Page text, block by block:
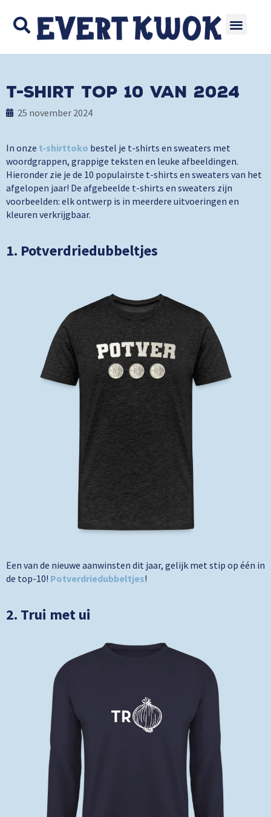
T-shirt Top 10 van 2024
25 november 2024
In onze t-shirttoko bestel je t-shirts en sweaters met
woordgrappen, grappige teksten en leuke afbeeldingen.
Hieronder zie je de 10 populairste t-shirts en sweaters van het
afgelopen jaar! De afgebeelde t-shirts en sweaters zijn
voorbeelden: elk ontwerp is in meerdere uitvoeringen en
kleuren verkrijgbaar.
1. Potverdriedubbeltjes
Een van de nieuwe aanwinsten dit jaar, gelijk met stip op één in
de top-10! Potverdriedubbeltjes!
2. Trui met ui